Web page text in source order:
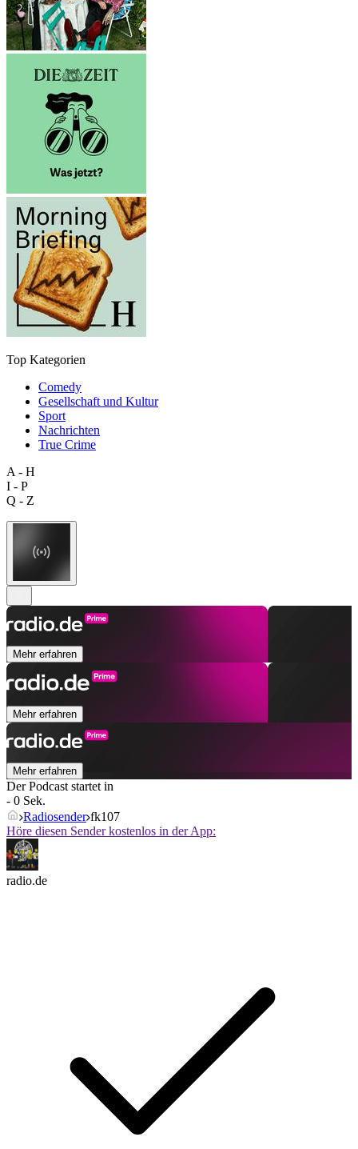
Top Kategorien
Comedy
Gesellschaft und Kultur
Sport
Nachrichten
True Crime
A - H
I - P
Q - Z
Mehr erfahren
Mehr erfahren
Mehr erfahren
Der Podcast startet in
- 0 Sek.
Radiosender fk107
Höre diesen Sender kostenlos in der App:
radio.de